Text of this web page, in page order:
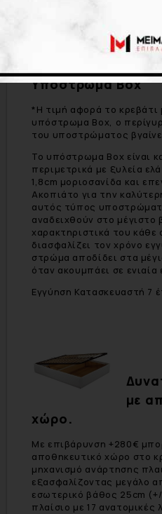
μέσα από μια μεγάλη
Υπόστρωμα Box
*Η τιμή αφορά το κρεβάτι
υπόστρωμα Box, ο
του υποστρώματος
Το υπόστρωμα Box είναι
περιμετρικά με ξυλεία
1,8cm μοριοσανίδα και
Ακοπιάτο για την
αυτός τύπος
αναδειχθούν στο μέγιστο
χαρακτηριστικά του κάθε
διασφαλίζει τον χρόνο
στρώμα αποδίδει στα
όταν ακουμπάει σε ενιαία
Εγγύηση Κατασκευαστή 7
με
χώρο.
Με επιβάρυνση +280€
αποθηκευτικό χώρο στο
μηχανισμό ανάρτησης
εξασφαλίζοντας μεγάλο
εσωτερικό βάθος 25cm
πλαίσιο με 17